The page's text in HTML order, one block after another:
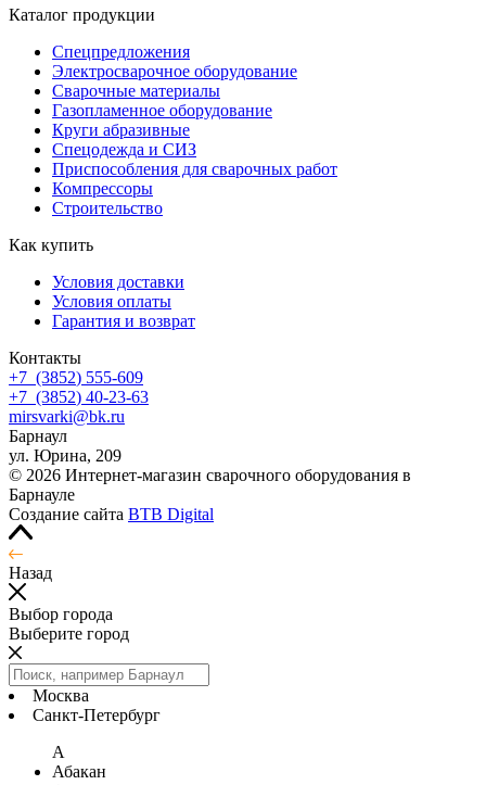
Каталог продукции
Спецпредложения
Электросварочное оборудование
Сварочные материалы
Газопламенное оборудование
Круги абразивные
Спецодежда и СИЗ
Приспособления для сварочных работ
Компрессоры
Строительство
Как купить
Условия доставки
Условия оплаты
Гарантия и возврат
Контакты
+7 (3852) 555-609
+7 (3852) 40-23-63
mirsvarki@bk.ru
Барнаул
ул. Юрина, 209
© 2026 Интернет-магазин сварочного оборудования в
Барнауле
Создание сайта BTB Digital
Назад
Выбор города
Выберите город
Москва
Санкт-Петербург
А
Абакан